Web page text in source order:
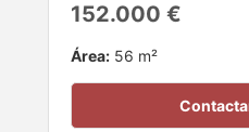
152.000 €
Área: 56 m²